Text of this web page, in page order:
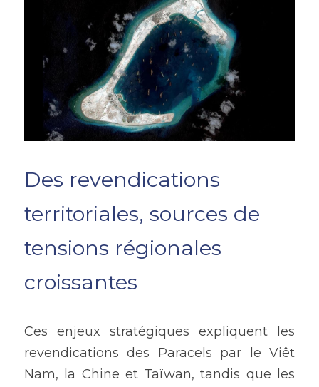
Des revendications
territoriales, sources de
tensions régionales
croissantes
Ces enjeux stratégiques expliquent les
revendications des Paracels par le Viêt
Nam, la Chine et Taïwan, tandis que les